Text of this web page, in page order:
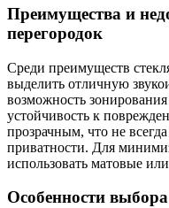
Преимущества и
перегородок
Среди преимуществ
выделить отличную
возможность
устойчивость к
прозрачным, что не
приватности. Для
использовать матовые
Особенности